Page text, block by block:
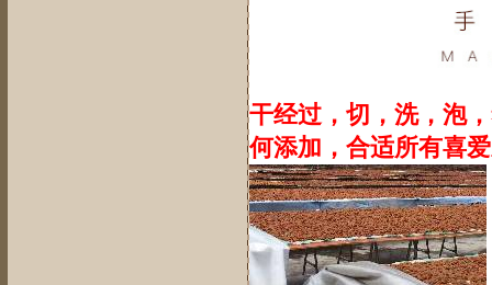
干经过，切，洗，泡
何添加，合适所有喜